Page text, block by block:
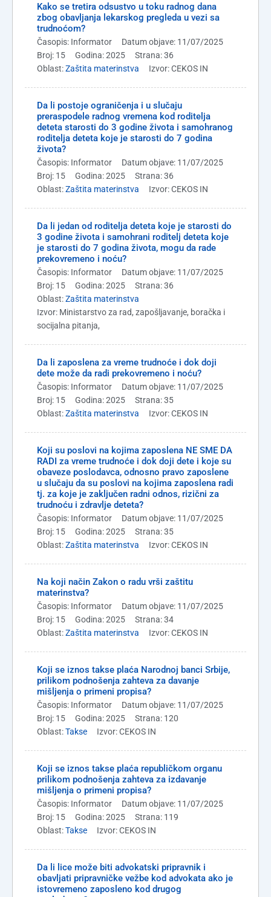
Kako se tretira odsustvo u toku radnog dana
zbog obavljanja lekarskog pregleda u vezi sa
trudnoćom?
Časopis: Informator
Datum objave: 11/07/2025
Broj: 15
Godina: 2025
Strana: 36
Oblast:Zaštita materinstva Izvor: CEKOS IN
Da li postoje ograničenja i u slučaju
preraspodele radnog vremena kod roditelja
deteta starosti do 3 godine života i samohranog
roditelja deteta koje je starosti do 7 godina
života?
Časopis: Informator
Datum objave: 11/07/2025
Broj: 15
Godina: 2025
Strana: 36
Oblast:Zaštita materinstva Izvor: CEKOS IN
Da li jedan od roditelja deteta koje je starosti do
3 godine života i samohrani roditelj deteta koje
je starosti do 7 godina života, mogu da rade
prekovremeno i noću?
Časopis: Informator
Datum objave: 11/07/2025
Broj: 15
Godina: 2025
Strana: 36
Oblast:Zaštita materinstva
Izvor: Ministarstvo za rad, zapošljavanje, boračka i
socijalna pitanja,
Da li zaposlena za vreme trudnoće i dok doji
dete može da radi prekovremeno i noću?
Časopis: Informator
Datum objave: 11/07/2025
Broj: 15
Godina: 2025
Strana: 35
Oblast:Zaštita materinstva Izvor: CEKOS IN
Koji su poslovi na kojima zaposlena NE SME DA
RADI za vreme trudnoće i dok doji dete i koje su
obaveze poslodavca, odnosno pravo zaposlene
u slučaju da su poslovi na kojima zaposlena radi
tj. za koje je zaključen radni odnos, rizični za
trudnoću i zdravlje deteta?
Časopis: Informator
Datum objave: 11/07/2025
Broj: 15
Godina: 2025
Strana: 35
Oblast:Zaštita materinstva Izvor: CEKOS IN
Na koji način Zakon o radu vrši zaštitu
materinstva?
Časopis: Informator
Datum objave: 11/07/2025
Broj: 15
Godina: 2025
Strana: 34
Oblast:Zaštita materinstva Izvor: CEKOS IN
Koji se iznos takse plaća Narodnoj banci Srbije,
prilikom podnošenja zahteva za davanje
mišljenja o primeni propisa?
Časopis: Informator
Datum objave: 11/07/2025
Broj: 15
Godina: 2025
Strana: 120
Oblast:Takse Izvor: CEKOS IN
Koji se iznos takse plaća republičkom organu
prilikom podnošenja zahteva za izdavanje
mišljenja o primeni propisa?
Časopis: Informator
Datum objave: 11/07/2025
Broj: 15
Godina: 2025
Strana: 119
Oblast:Takse Izvor: CEKOS IN
Da li lice može biti advokatski pripravnik i
obavljati pripravničke vežbe kod advokata ako je
istovremeno zaposleno kod drugog